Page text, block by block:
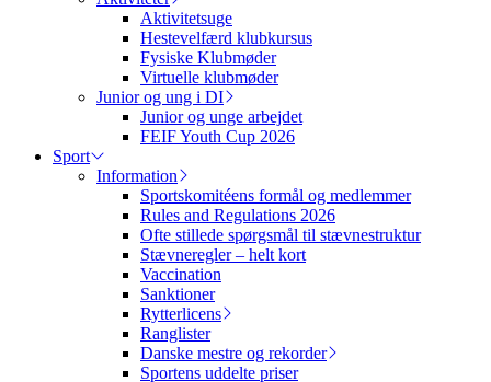
Aktivitetsuge
Hestevelfærd klubkursus
Fysiske Klubmøder
Virtuelle klubmøder
Junior og ung i DI
Junior og unge arbejdet
FEIF Youth Cup 2026
Sport
Information
Sportskomitéens formål og medlemmer
Rules and Regulations 2026
Ofte stillede spørgsmål til stævnestruktur
Stævneregler – helt kort
Vaccination
Sanktioner
Rytterlicens
Ranglister
Danske mestre og rekorder
Sportens uddelte priser